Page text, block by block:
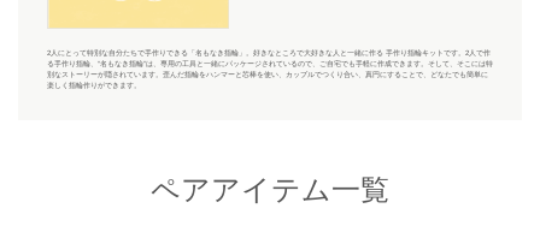
2人にとって特別な自分たちで手作りできる「名もなき指輪」。好きなところで大好きな人と一緒に作る 手作り指輪キットです。2人で作
る手作り指輪、“名もなき指輪”は、専用の工具と一緒にパッケージされているので、ご自宅でも手軽に作成できます。そして、そこには特
別なストーリーが隠されています。歪んだ指輪をハンマーと芯棒を使い、カップルでつくり合い、真円にすることで、どなたでも簡単に
楽しく指輪作りができます。
ペアアイテム一覧